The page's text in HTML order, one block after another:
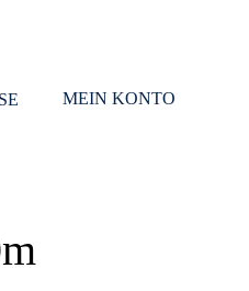
MEIN KONTO